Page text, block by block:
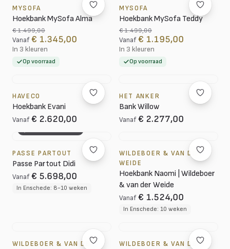
MYSOFA
Hoekbank MySofa Alma
€ 1.499,00
Vanaf € 1.345,00
In 3 kleuren
Op voorraad
MYSOFA
Hoekbank MySofa Teddy
€ 1.499,00
Vanaf € 1.195,00
In 3 kleuren
Op voorraad
HAVECO
Hoekbank Evani
Vanaf € 2.620,00
HET ANKER
Bank Willow
Vanaf € 2.277,00
PASSE PARTOUT
Passe Partout Didi
Vanaf € 5.698,00
In Enschede: 8-10 weken
WILDEBOER & VAN DER
WEIDE
Hoekbank Naomi | Wildeboer
& van der Weide
Vanaf € 1.524,00
In Enschede: 10 weken
WILDEBOER & VAN DER
WILDEBOER & VAN DER